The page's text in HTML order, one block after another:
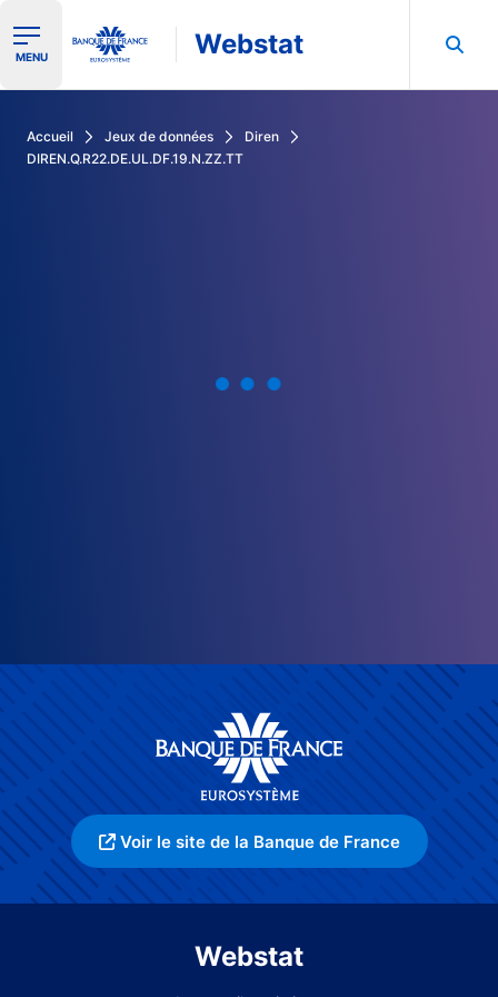
Ouvrir le menu de navigation
MENU Webstat
Accueil Jeux de données
Diren
DIREN.Q.R22.DE.UL.DF.19.N.ZZ.TT
Voir le site de la Banque de France
Webstat